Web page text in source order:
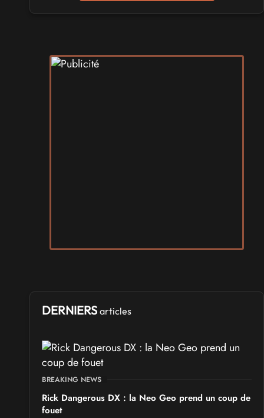
Play Azur Festival 2027
SALONS & CONVENTIONS GEEKS
Art To Play 2026
Arcadia GeekFest 2026
SALONS & CONVENTIONS GEEKS
Ponta Geek 2026
SALONS & CONVENTIONS GEEKS
GeekNIID 2026
les 19 et 20 septembre 2026 - à Grigny
SALONS & CONVENTIONS GEEKS
DERNIERS articles
BREAKING NEWS
Rick Dangerous DX : la Neo Geo prend un coup de
fouet